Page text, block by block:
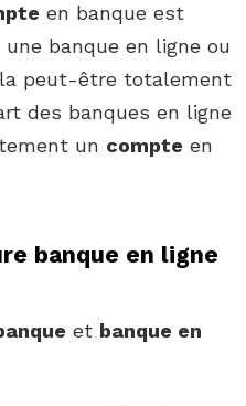
en banque est
une banque en ligne ou
peut-être totalement
des banques en ligne
un compte en
banque en ligne
et banque en